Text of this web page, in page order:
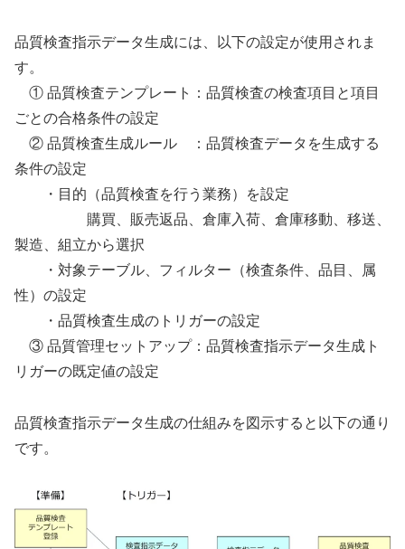
品質検査指示データ生成には、以下の設定が使用されま
す。
① 品質検査テンプレート：品質検査の検査項目と項目
ごとの合格条件の設定
② 品質検査生成ルール ：品質検査データを生成する
条件の設定
・目的（品質検査を行う業務）を設定
購買、販売返品、倉庫入荷、倉庫移動、移送、
製造、組立から選択
・対象テーブル、フィルター（検査条件、品目、属
性）の設定
・品質検査生成のトリガーの設定
③ 品質管理セットアップ：品質検査指示データ生成ト
リガーの既定値の設定
品質検査指示データ生成の仕組みを図示すると以下の通り
です。